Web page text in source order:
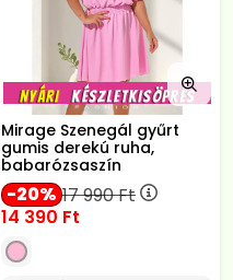
Mirage Szenegál gyűrt
gumis derekú ruha,
babarózsaszín
20 17 990Ft
14 390 Ft